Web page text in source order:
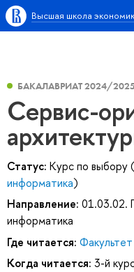
Высшая школа
БАКАЛАВРИАТ 2024/2025
Сервис-
Статус: Курс по выбору (
информатика)
Направление: 01.03.02.
информатика
Где читается:
Когда читается: 3-й